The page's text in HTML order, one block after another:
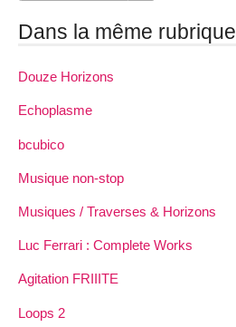
Dans la même rubrique
Douze Horizons
Echoplasme
bcubico
Musique non-stop
Musiques / Traverses & Horizons
Luc Ferrari : Complete Works
Agitation FRIIITE
Loops 2